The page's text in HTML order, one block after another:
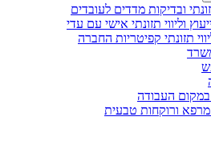
ובדיקות מדדים לעובדים
וליווי תזונתי אישי עם עדי
תזונתי קפיטריות החברה
העבודה
ורוקחות טבעית